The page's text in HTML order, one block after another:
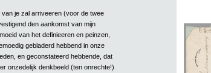
je zal arriveeren (voor de twee
den aankomst van mijn
van het definieeren en peinzen,
gebladerd hebbend in onze
en geconstateerd hebbende, dat
onzedelijk denkbeeld (ten onrechte!)